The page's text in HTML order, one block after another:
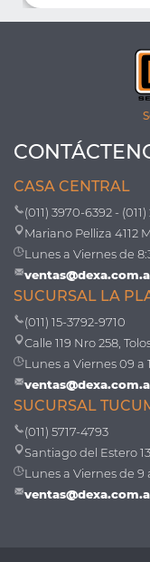
CASA CENTRAL
(011) 3970-6392 -
Mariano Pelliza 4112
Lunes a Viernes de
SUCURSAL LA
(011) 15-3792-9710
Calle 119 Nro 258,
Lunes a Viernes 09 a
SUCURSAL
(011) 5717-4793
Santiago del Estero
Lunes a Viernes de 9